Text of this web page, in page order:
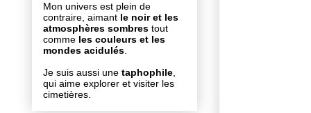
Mon univers est plein de
contraire, aimant le noir et les
atmosphères sombres tout
comme les couleurs et les
mondes acidulés
Je suis aussi une taphophile
qui aime explorer et visiter les
cimetières.